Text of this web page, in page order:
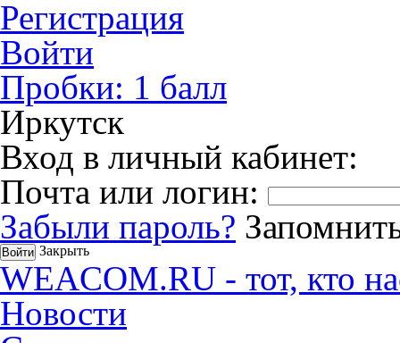
Регистрация
Войти
Пробки: 1 балл
Иркутск
Вход в личный кабинет:
Почта или логин:
Забыли пароль?
Закрыть
WEACOM.RU - тот, кто
Новости